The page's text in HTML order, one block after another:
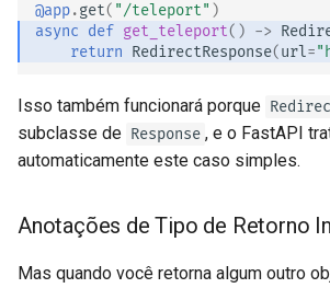
@app.get( "/teleport" )
async def get_teleport() ->
return RedirectResponse(url=
Isso também funcionará porque
subclasse de Response , e o FastAPI
automaticamente este caso simples.
Anotações de Tipo de Retorno
Mas quando você retorna algum outro